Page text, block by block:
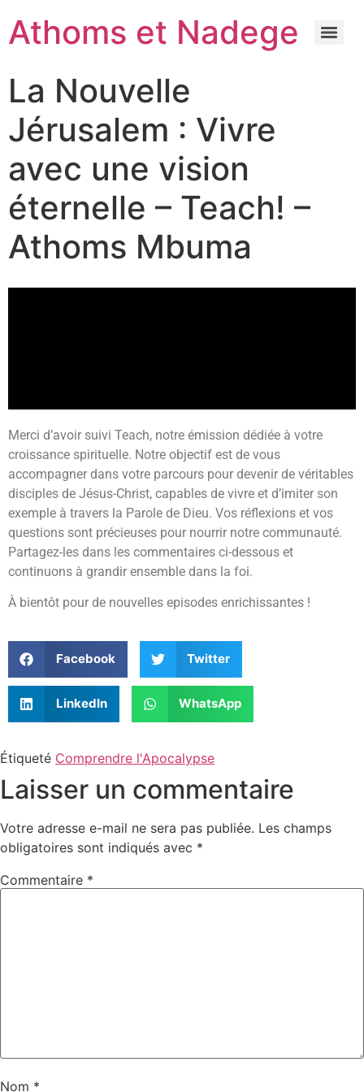
Athoms et Nadege
La Nouvelle
Jérusalem : Vivre
avec une vision
éternelle – Teach! –
Athoms Mbuma
Merci d’avoir suivi Teach, notre émission dédiée à votre
croissance spirituelle. Notre objectif est de vous
accompagner dans votre parcours pour devenir de véritables
disciples de Jésus-Christ, capables de vivre et d’imiter son
exemple à travers la Parole de Dieu. Vos réflexions et vos
questions sont précieuses pour nourrir notre communauté.
Partagez-les dans les commentaires ci-dessous et
continuons à grandir ensemble dans la foi.
À bientôt pour de nouvelles episodes enrichissantes !
Facebook Twitter
LinkedIn WhatsApp
Étiqueté Comprendre l'Apocalypse
Laisser un commentaire
Votre adresse e-mail ne sera pas publiée. Les champs
obligatoires sont indiqués avec *
Commentaire *
Nom *